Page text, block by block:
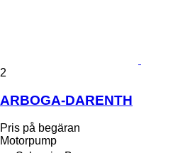
2
ARBOGA-DARENTH
Pris på begäran
Motorpump